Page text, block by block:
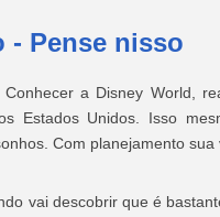
- Pense nisso
a Disney World,
Estados Unidos. Isso
Com planejamento
vai descobrir que é